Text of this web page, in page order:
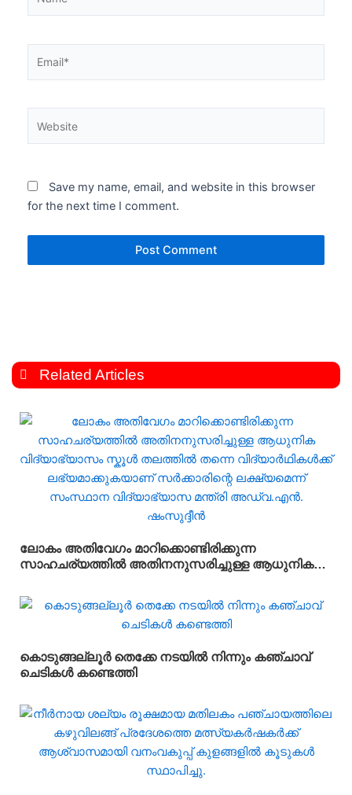
Save my name, email, and website in this browser
for the next time I comment.
Related Articles
ലോകം അതിവേഗം മാറിക്കൊണ്ടിരിക്കുന്ന
സാഹചര്യത്തിൽ അതിനനുസരിച്ചുള്ള ആധുനിക
വിദ്യാർഥികൾക്ക് ലഭ്യമാക്കുകയാണ് സർക്കാരിന്റെ
ലക്ഷ്യമെന്ന് സംസ്ഥാന വിദ്യാഭ്യാസ മന്ത്രി
അഡ്വ.എൻ. ഷംസുദ്ദീൻ
കൊടുങ്ങല്ലൂർ തെക്കേ നടയിൽ നിന്നും കഞ്ചാവ്
ചെടികൾ കണ്ടെത്തി